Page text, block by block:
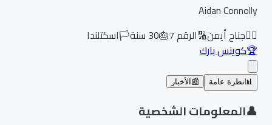
Aidan Connolly
جناح أيمن🔢الرقم7
🎂
30سنة🏳️اسكتلندا
كوينس بارك
نظرة عامة 📰 الأخبار
المعلومات الشخصية